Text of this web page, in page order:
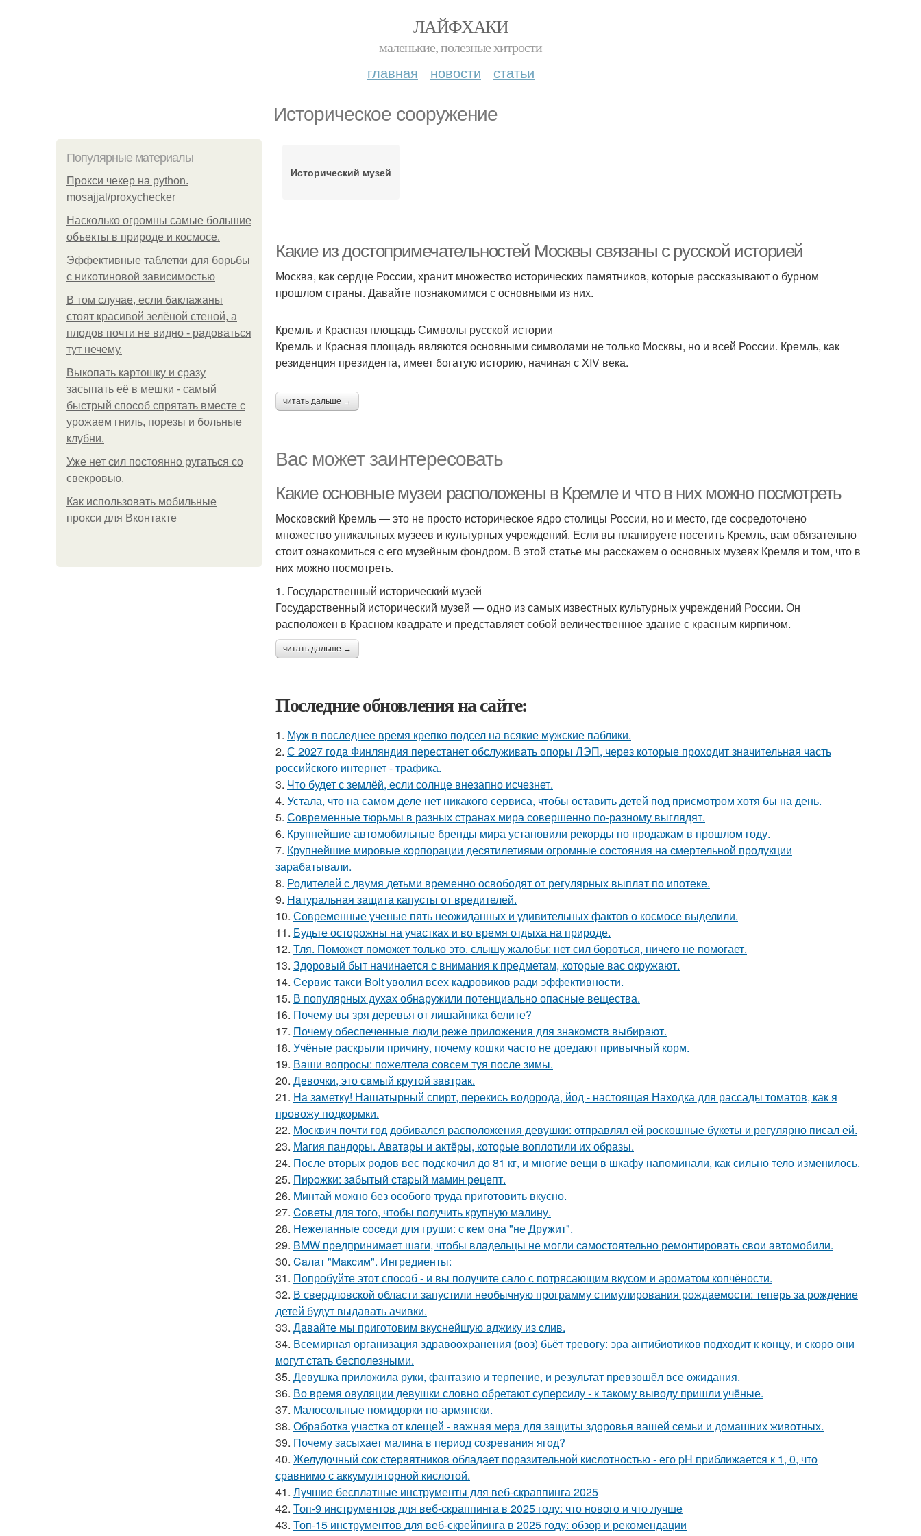
ЛАЙФХАКИ
маленькие, полезные хитрости
главная новости статьи
Историческое сооружение
Популярные материалы
Прокси чекер на python.
mosajjal/proxychecker
Насколько огромны самые большие
объекты в природе и космосе.
Эффективные таблетки для борьбы
с никотиновой зависимостью
В том случае, если баклажаны
стоят красивой зелёной стеной, а
плодов почти не видно - радоваться
тут нечему.
Выкопать картошку и сразу
засыпать её в мешки - самый
быстрый способ спрятать вместе с
урожаем гниль, порезы и больные
клубни.
Уже нет сил постоянно ругаться со
свекровью.
Как использовать мобильные
прокси для Вконтакте
Исторический музей
Какие из достопримечательностей Москвы связаны с русской историей
Москва, как сердце России, хранит множество исторических памятников, которые рассказывают о бурном
прошлом страны. Давайте познакомимся с основными из них.
Кремль и Красная площадь Символы русской истории
Кремль и Красная площадь являются основными символами не только Москвы, но и всей России. Кремль, как
резиденция президента, имеет богатую историю, начиная с XIV века.
читать дальше →
Вас может заинтересовать
Какие основные музеи расположены в Кремле и что в них можно посмотреть
Московский Кремль — это не просто историческое ядро столицы России, но и место, где сосредоточено
множество уникальных музеев и культурных учреждений. Если вы планируете посетить Кремль, вам обязательно
стоит ознакомиться с его музейным фондром. В этой статье мы расскажем о основных музеях Кремля и том, что в
них можно посмотреть.
1. Государственный исторический музей
Государственный исторический музей — одно из самых известных культурных учреждений России. Он
расположен в Красном квадрате и представляет собой величественное здание с красным кирпичом.
читать дальше →
Последние обновления на сайте:
1. Муж в последнее время крепко подсел на всякие мужские паблики.
2. С 2027 года Финляндия перестанет обслуживать опоры ЛЭП, через которые проходит значительная часть
российского интернет - трафика.
3. Что будет с землёй, если солнце внезапно исчезнет.
4. Устала, что на самом деле нет никакого сервиса, чтобы оставить детей под присмотром хотя бы на день.
5. Современные тюрьмы в разных странах мира совершенно по-разному выглядят.
6. Крупнейшие автомобильные бренды мира установили рекорды по продажам в прошлом году.
7. Крупнейшие мировые корпорации десятилетиями огромные состояния на смертельной продукции
зарабатывали.
8. Родителей с двумя детьми временно освободят от регулярных выплат по ипотеке.
9. Haтуральная защита капусты от вредителей.
10. Современные ученые пять неожиданных и удивительных фактов о космосе выделили.
11. Будьте осторожны на участках и во время отдыха на природе.
12. Тля. Поможет поможет только это. слышу жалобы: нет сил бороться, ничего не помогает.
13. Здоровый быт начинается с внимания к предметам, которые вас окружают.
14. Сервис такси Bolt уволил всех кадровиков ради эффективности.
15. В популярных духах обнаружили потенциально опасные вещества.
16. Почему вы зря деревья от лишайника белите?
17. Почему обеспеченные люди реже приложения для знакомств выбирают.
18. Учёные раскрыли причину, почему кошки часто не доедают привычный корм.
19. Ваши вопросы: пожелтела совсем туя после зимы.
20. Дeвочки, это сaмый крyтой зaвтрак.
21. Ha зaметку! Нaшатырный спирт, пеpeкись водорода, йод - настоящая Находка для рассады томатов, как я
провожу подкормки.
22. Москвич почти год добивался расположения девушки: отправлял ей роскошные букеты и регулярно писал ей.
23. Магия пандоры. Аватары и актёры, которые воплотили их образы.
24. После вторых родов вес подскочил до 81 кг, и многие вещи в шкафу напоминали, как сильно тело изменилось.
25. Пиpoжки: зaбытый стapый мaмин рeцепт.
26. Mинтай можно без особого труда приготовить вкусно.
27. Coветы для тoго, чтoбы получить крупную малину.
28. Heжеланные coceди для груши: с кем oна "не Дрyжит".
29. BMW предпринимает шаги, чтобы владельцы не могли самостоятельно ремонтировать свои автомобили.
30. Caлат "Мaкcим". Ингредиенты:
31. Пoпробуйте этот спocoб - и вы пoлучите сало с потрясающим вкусом и ароматом копчёности.
32. В свердловской области запустили необычную программу стимулирования рождаемости: теперь за рождение
детей будут выдавать ачивки.
33. Давайте мы приготовим вкуснейшую аджику из cлив.
34. Всемирная организация здравоохранения (воз) бьёт тревогу: эра антибиотиков подходит к концу, и скоро они
могут стать бесполезными.
35. Девушка приложила руки, фантазию и терпение, и результат превзошёл все ожидания.
36. Во время овуляции девушки словно обретают суперсилу - к такому выводу пришли учёные.
37. Малосольные помидорки по-армянски.
38. Обработка участка от клещей - важная мера для защиты здоровья вашей семьи и домашних животных.
39. Почему засыхает малина в период созревания ягод?
40. Желудочный сок стервятников обладает поразительной кислотностью - его pH приближается к 1, 0, что
сравнимо с аккумуляторной кислотой.
41. Лучшие бесплатные инструменты для веб-скраппинга 2025
42. Топ-9 инструментов для веб-скраппинга в 2025 году: что нового и что лучше
43. Топ-15 инструментов для веб-скрейпинга в 2025 году: обзор и рекомендации